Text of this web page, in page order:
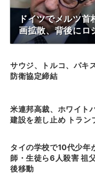
ドイツでメルツ
画拡散、背後にロ
サウジ、トルコ、パキ
防衛協定締結
米連邦高裁、ホワイト
建設を差し止め トラン
タイの学校で10代少年
師・生徒ら6人殺害 祖
後移動